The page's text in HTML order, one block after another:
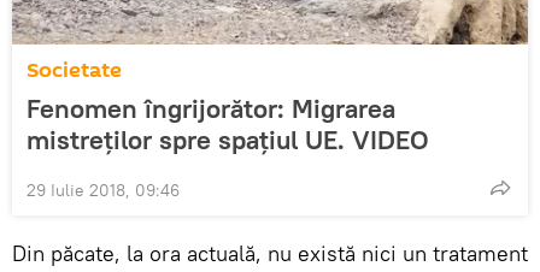
Societate
Fenomen îngrijorător: Migrarea
mistreților spre spațiul UE. VIDEO
29 Iulie 2018, 09:46
Din păcate, la ora actuală, nu există nici un tratament